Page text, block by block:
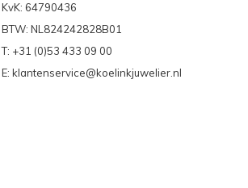
KvK: 64790436
BTW: NL824242828B01
T: +31 (0)53 433 09 00
E: klantenservice@koelinkjuwelier.nl